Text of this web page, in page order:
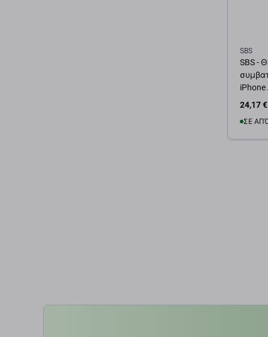
SBS
SBS -
iPhone
24,17 €
ΣΕ